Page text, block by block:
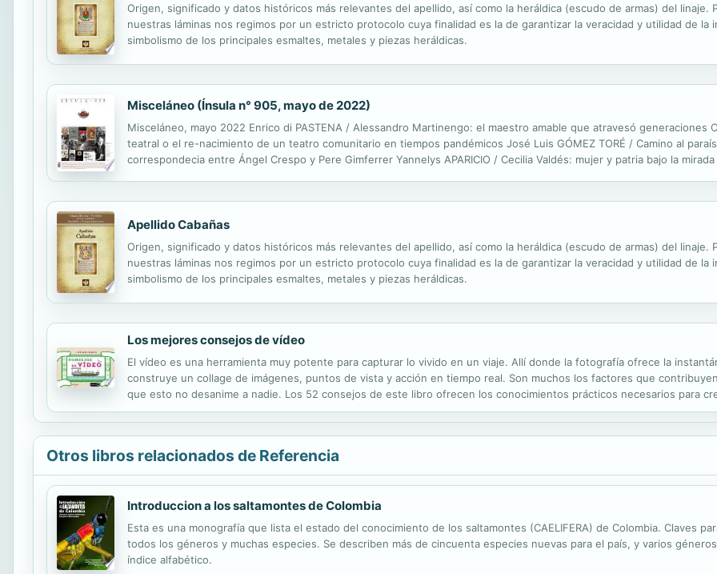
Origen, significado y datos históricos más relevantes del apellido, así como la heráldica (escudo de armas) del linaje.
nuestras láminas nos regimos por un estricto protocolo cuya finalidad es la de garantizar la veracidad y utilidad de la
simbolismo de los principales esmaltes, metales y piezas heráldicas.
Misceláneo (Ínsula n° 905, mayo de 2022)
Misceláneo, mayo 2022 Enrico di PASTENA / Alessandro Martinengo: el maestro amable que atravesó generaciones
teatral o el re-nacimiento de un teatro comunitario en tiempos pandémicos José Luis GÓMEZ TORÉ / Camino al
correspondecia entre Ángel Crespo y Pere Gimferrer Yannelys APARICIO / Cecilia Valdés: mujer y patria bajo la
Apellido Cabañas
Origen, significado y datos históricos más relevantes del apellido, así como la heráldica (escudo de armas) del linaje.
nuestras láminas nos regimos por un estricto protocolo cuya finalidad es la de garantizar la veracidad y utilidad de la
simbolismo de los principales esmaltes, metales y piezas heráldicas.
Los mejores consejos de vídeo
El vídeo es una herramienta muy potente para capturar lo vivido en un viaje. Allí donde la fotografía ofrece la
construye un collage de imágenes, puntos de vista y acción en tiempo real. Son muchos los factores que
que esto no desanime a nadie. Los 52 consejos de este libro ofrecen los conocimientos prácticos necesarios para
los temas más técnicos y de composición hasta sugerencias creativas y trucos de edición. Con un smartphone se
Otros libros relacionados de Referencia
Introduccion a los saltamontes de Colombia
Esta es una monografía que lista el estado del conocimiento de los saltamontes (CAELIFERA) de Colombia. Claves
todos los géneros y muchas especies. Se describen más de cincuenta especies nuevas para el país, y varios
índice alfabético.